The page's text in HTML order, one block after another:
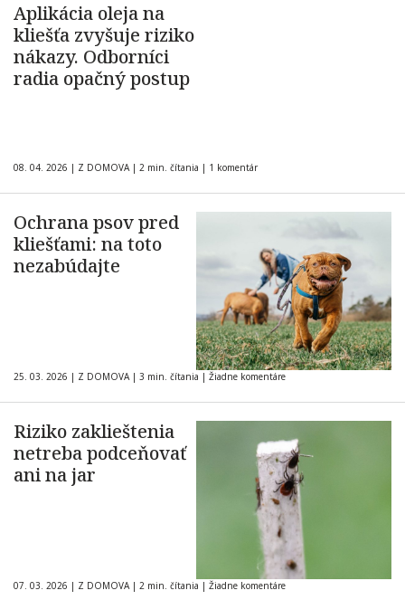
Aplikácia oleja na
kliešťa zvyšuje riziko
nákazy. Odborníci
radia opačný postup
08. 04. 2026 | Z DOMOVA | 2 min. čítania | 1 komentár
Ochrana psov pred
kliešťami: na toto
nezabúdajte
25. 03. 2026 | Z DOMOVA | 3 min. čítania | Žiadne komentáre
Riziko zaklieštenia
netreba podceňovať
ani na jar
07. 03. 2026 | Z DOMOVA | 2 min. čítania | Žiadne komentáre